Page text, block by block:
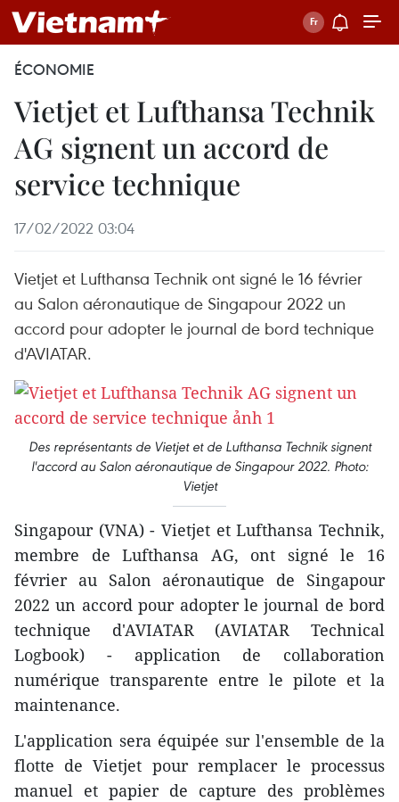
ÉCONOMIE
Vietjet et Lufthansa Technik
AG signent un accord de
service technique
17/02/2022 03:04
Vietjet et Lufthansa Technik ont signé le 16 février
au Salon aéronautique de Singapour 2022 un
accord pour adopter le journal de bord technique
d'AVIATAR.
Des représentants de Vietjet et de Lufthansa Technik signent
l'accord au Salon aéronautique de Singapour 2022. Photo:
Vietjet
Singapour (VNA) - Vietjet et Lufthansa Technik,
membre de Lufthansa AG, ont signé le 16
février au Salon aéronautique de Singapour
2022 un accord pour adopter le journal de bord
technique d'AVIATAR (AVIATAR Technical
Logbook) - application de collaboration
numérique transparente entre le pilote et la
maintenance.
L'application sera équipée sur l'ensemble de la
flotte de Vietjet pour remplacer le processus
manuel et papier de capture des problèmes